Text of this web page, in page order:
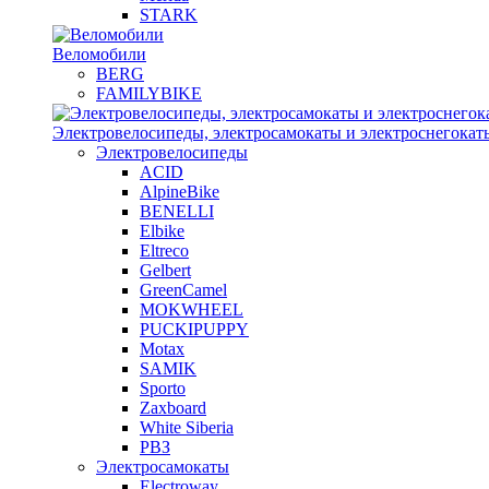
STARK
Веломобили
BERG
FAMILYBIKE
Электровелосипеды, электросамокаты и
Электровелосипеды
ACID
AlpineBike
BENELLI
Elbike
Eltreco
Gelbert
GreenCamel
MOKWHEEL
PUCKIPUPPY
Motax
SAMIK
Sporto
Zaxboard
White Siberia
РВЗ
Электросамокаты